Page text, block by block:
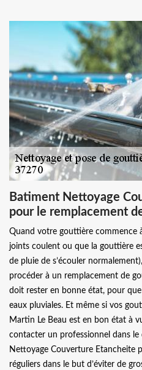
Batiment Nettoyage
pour le remplacement
Quand votre gouttière commence
joints coulent ou que la gouttière
de pluie de s’écouler
procéder à un remplacement de
doit rester en bonne état, pour
eaux pluviales. Et même si vos
Martin Le Beau est en bon état à
contacter un professionnel dans
Nettoyage Couverture Etancheite
réguliers dans le but d’éviter de